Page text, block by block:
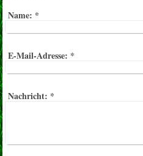
Name: *
E-Mail-Adresse: *
Nachricht: *